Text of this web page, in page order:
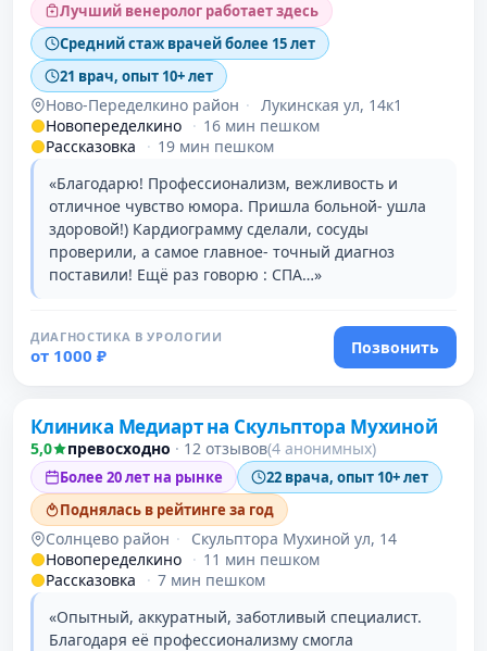
Лучший венеролог работает здесь
Средний стаж врачей более 15 лет
21 врач, опыт 10+ лет
Ново-Переделкино район · Лукинская ул, 14к1
Новопеределкино · 16 мин пешком
Рассказовка
· 19 мин пешком
«Благодарю! Профессионализм, вежливость и
отличное чувство юмора. Пришла больной- ушла
здоровой!) Кардиограмму сделали, сосуды
проверили, а самое главное- точный диагноз
поставили! Ещё раз говорю : СПА…»
ДИАГНОСТИКА В УРОЛОГИИ
от 1000 ₽ Позвонить
Клиника Медиарт на Скульптора Мухиной
5,0 превосходно · 12 отзывов(4 анонимных)
Более 20 лет на рынке
22 врача, опыт 10+ лет
Поднялась в рейтинге за год
Солнцево район ·
Скульптора Мухиной ул, 14
Новопеределкино · 11 мин пешком
Рассказовка
· 7 мин пешком
«Опытный, аккуратный, заботливый специалист.
Благодаря её профессионализму смогла